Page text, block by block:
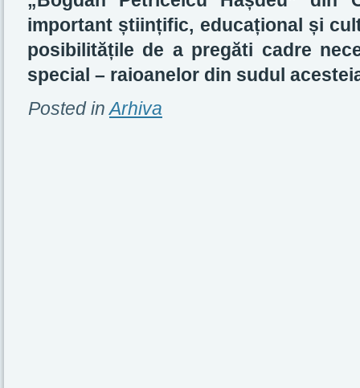
important științific, educațional și
posibilitățile de a pregăti cadre
special – raioanelor din sudul
Posted in Arhiva